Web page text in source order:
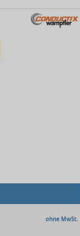
ohne MwSt.